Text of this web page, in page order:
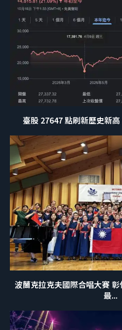
臺股 27647 點刷新歷史新
波蘭克拉克夫國際合唱大賽
最...